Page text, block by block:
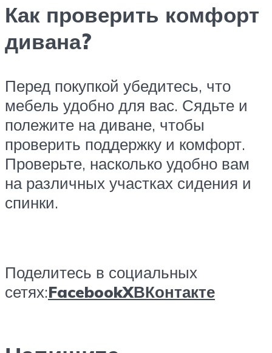
Как проверить комфорт
дивана?
Перед покупкой убедитесь, что
мебель удобно для вас. Сядьте и
полежите на диване, чтобы
проверить поддержку и комфорт.
Проверьте, насколько удобно вам
на различных участках сидения и
спинки.
Поделитесь в социальных
сетях:FacebookXВКонтакте